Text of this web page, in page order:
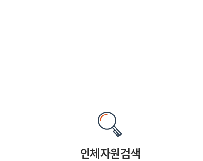
인체자원검색